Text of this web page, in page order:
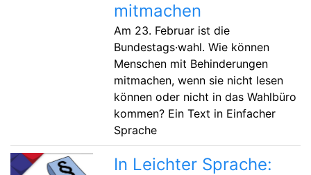
mitmachen
Am 23. Februar ist die
Bundestags·wahl. Wie können
Menschen mit Behinderungen
mitmachen, wenn sie nicht lesen
können oder nicht in das Wahlbüro
kommen? Ein Text in Einfacher
Sprache
In Leichter Sprache: